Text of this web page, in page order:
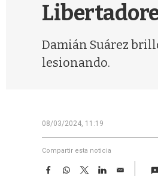
Damián Suárez
lesionando.
08/03/2024, 11:19
Compartir esta noticia
F
W
T
L
E